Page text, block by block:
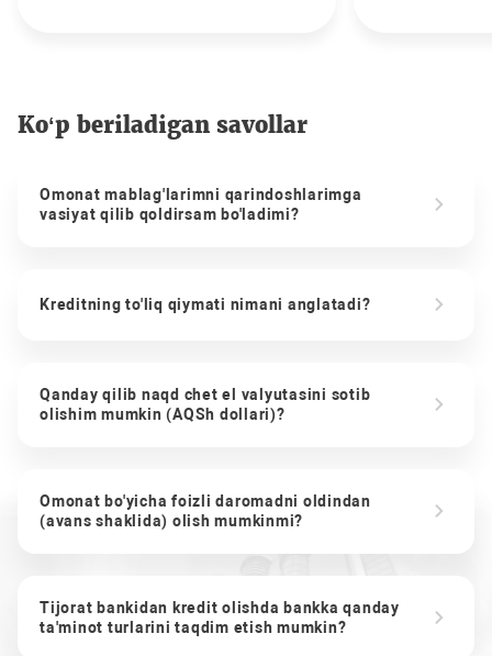
Ko‘p beriladigan savollar
Omonat mablag'larimni qarindoshlarimga
vasiyat qilib qoldirsam bo'ladimi?
Kreditning to'liq qiymati nimani anglatadi?
Qanday qilib naqd chet el valyutasini sotib
olishim mumkin (AQSh dollari)?
Omonat bo'yicha foizli daromadni oldindan
(avans shaklida) olish mumkinmi?
Tijorat bankidan kredit olishda bankka qanday
ta'minot turlarini taqdim etish mumkin?